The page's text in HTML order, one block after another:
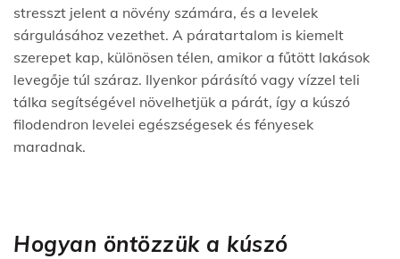
stresszt jelent a növény számára, és a levelek
sárgulásához vezethet. A páratartalom is kiemelt
szerepet kap, különösen télen, amikor a fűtött lakások
levegője túl száraz. Ilyenkor párásító vagy vízzel teli
tálka segítségével növelhetjük a párát, így a kúszó
filodendron levelei egészségesek és fényesek
maradnak.
Hogyan öntözzük a kúszó